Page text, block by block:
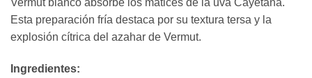
Vermut blanco absorbe los matices de la uva Cayetana.
Esta preparación fría destaca por su textura tersa y la
explosión cítrica del azahar de Vermut.
Ingredientes: